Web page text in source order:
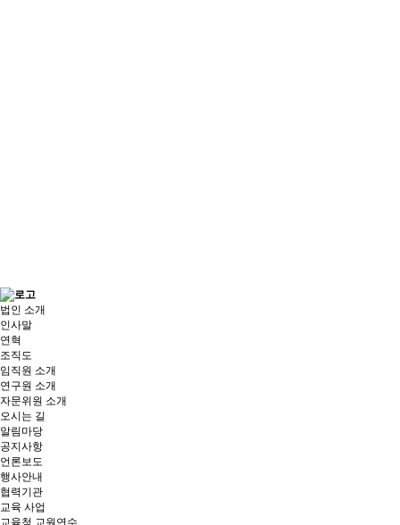
법인 소개
인사말
연혁
조직도
임직원 소개
연구원 소개
자문위원 소개
오시는 길
알림마당
공지사항
언론보도
행사안내
협력기관
교육 사업
교육청 교원연수